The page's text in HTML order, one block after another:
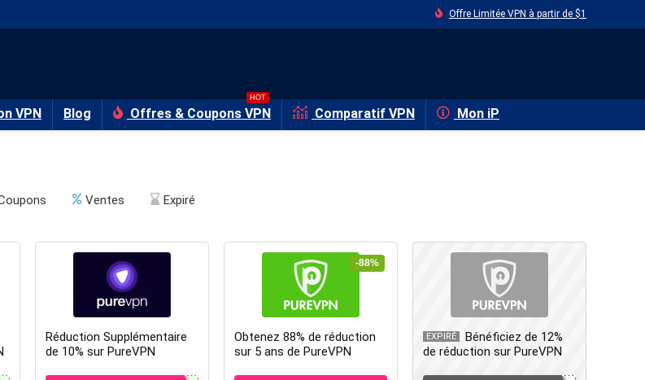
Offre Limitée VPN à partir de $1
VPN Blog Offres & Coupons VPN
HOT
Comparatif VPN Mon iP
Ventes Expiré
Réduction Supplémentaire
de 10% sur PureVPN
-88%
Obtenez 88% de réduction
sur 5 ans de PureVPN
EXPIRÉ
Bénéficiez de 12%
de réduction sur PureVPN